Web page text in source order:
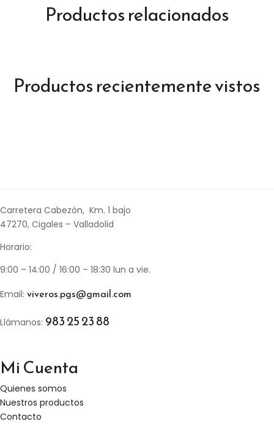
Productos relacionados
Productos recientemente vistos
Carretera Cabezón, Km. 1 bajo
47270, Cigales – Valladolid
Horario:
9:00 – 14:00 / 16:00 – 18:30 lun a vie.
Email: viveros.pgs@gmail.com
Llámanos: 983 25 23 88
Mi Cuenta
Quienes somos
Nuestros productos
Contacto